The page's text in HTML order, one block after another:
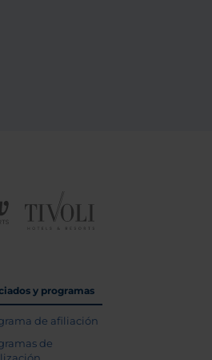
y programas
de afiliación
de